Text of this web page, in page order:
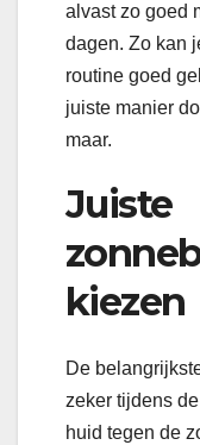
alvast zo goed
dagen. Zo kan
routine goed
juiste manier
maar.
Juiste
kiezen
De
zeker tijdens
huid tegen de